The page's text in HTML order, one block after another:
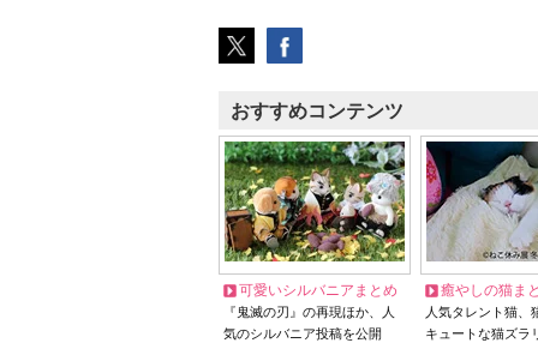
おすすめコンテンツ
可愛いシルバニアまとめ
『鬼滅の刃』の再現ほか、人
気のシルバニア投稿を公開
癒やしの猫ま
人気タレント猫
キュートな猫ズラ